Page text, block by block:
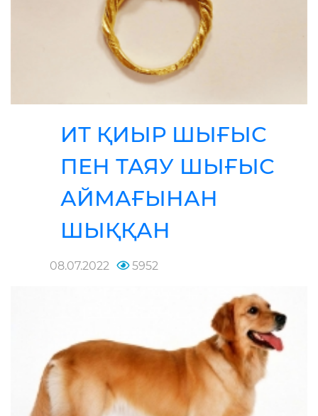
ИТ ҚИЫР ШЫҒЫС
ПЕН ТАЯУ ШЫҒЫС
АЙМАҒЫНАН
ШЫҚҚАН
08.07.2022 5952